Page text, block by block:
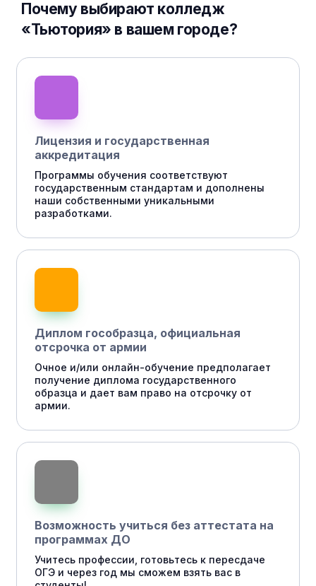
Почему выбирают колледж
«Тьютория» в вашем городе?
Лицензия и государственная
аккредитация
Программы обучения соответствуют
государственным стандартам и дополнены
наши собственными уникальными
разработками.
Диплом гособразца, официальная
отсрочка от армии
Очное и/или онлайн-обучение предполагает
получение диплома государственного
образца и дает вам право на отсрочку от
армии.
Возможность учиться без аттестата на
программах ДО
Учитесь профессии, готовьтесь к пересдаче
ОГЭ и через год мы сможем взять вас в